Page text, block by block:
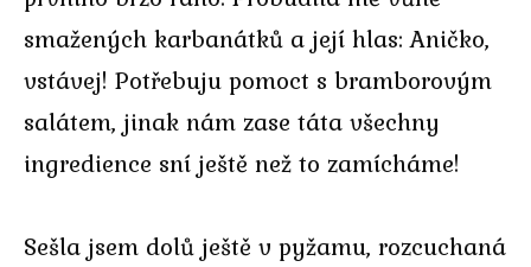
smažených karbanátků a její hlas: Aničko,
vstávej! Potřebuju pomoct s bramborovým
salátem, jinak nám zase táta všechny
ingredience sní ještě než to zamícháme!
Sešla jsem dolů ještě v pyžamu, rozcuchaná